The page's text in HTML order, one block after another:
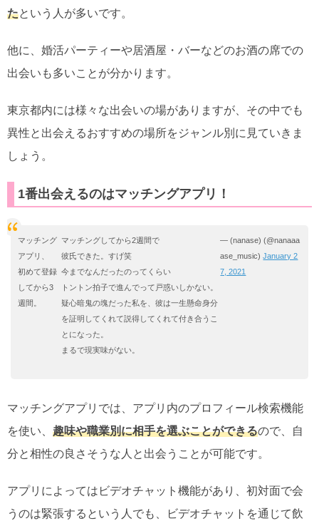
たという人が多いです。
他に、婚活パーティーや居酒屋・バーなどのお酒の席での
出会いも多いことが分かります。
東京都内には様々な出会いの場がありますが、その中でも
異性と出会えるおすすめの場所をジャンル別に見ていきま
しょう。
1番出会えるのはマッチングアプリ！
マッチング
アプリ、
初めて登録
してから3
週間。
マッチングしてから2週間で
彼氏できた。すげ笑
今までなんだったのってくらい
トントン拍子で進んでって戸惑いしかない。
疑心暗鬼の塊だった私を、彼は一生懸命身分
を証明してくれて説得してくれて付き合うこ
とになった。
まるで現実味がない。
— (nanase) (@nanaaa
ase_music)January 2
7, 2021
マッチングアプリでは、アプリ内のプロフィール検索機能
を使い、 趣味や職業別に相手を選ぶことができるので、自
分と相性の良さそうな人と出会うことが可能です。
アプリによってはビデオチャット機能があり、初対面で会
うのは緊張するという人でも、ビデオチャットを通じて飲